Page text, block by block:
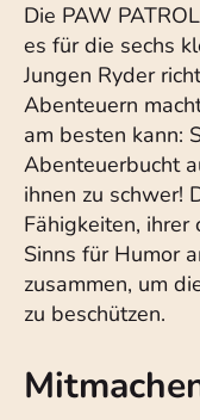
Die PAW
es für die sechs
Jungen Ryder
Abenteuern
am besten kann:
Abenteuerbucht
ihnen zu schwer!
Fähigkeiten, ihrer
Sinns für Humor
zusammen, um
zu beschützen.